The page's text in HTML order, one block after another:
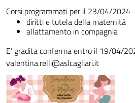
Corsi programmati per il 23/04/2024
diritti e tutela della maternità
allattamento in compagnia
E’ gradita conferma entro il 19/04/
valentina.relli@aslcagliari.it